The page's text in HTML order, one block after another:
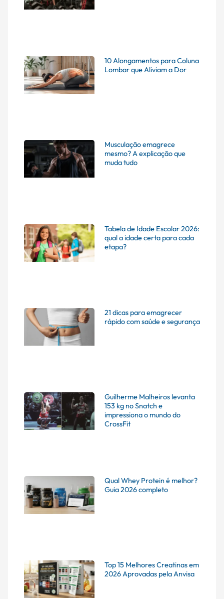
10 Alongamentos para Coluna
Lombar que Aliviam a Dor
Musculação emagrece
mesmo? A explicação que
muda tudo
Tabela de Idade Escolar 2026:
qual a idade certa para cada
etapa?
21 dicas para emagrecer
rápido com saúde e segurança
Guilherme Malheiros levanta
153 kg no Snatch e
impressiona o mundo do
CrossFit
Qual Whey Protein é melhor?
Guia 2026 completo
Top 15 Melhores Creatinas em
2026 Aprovadas pela Anvisa